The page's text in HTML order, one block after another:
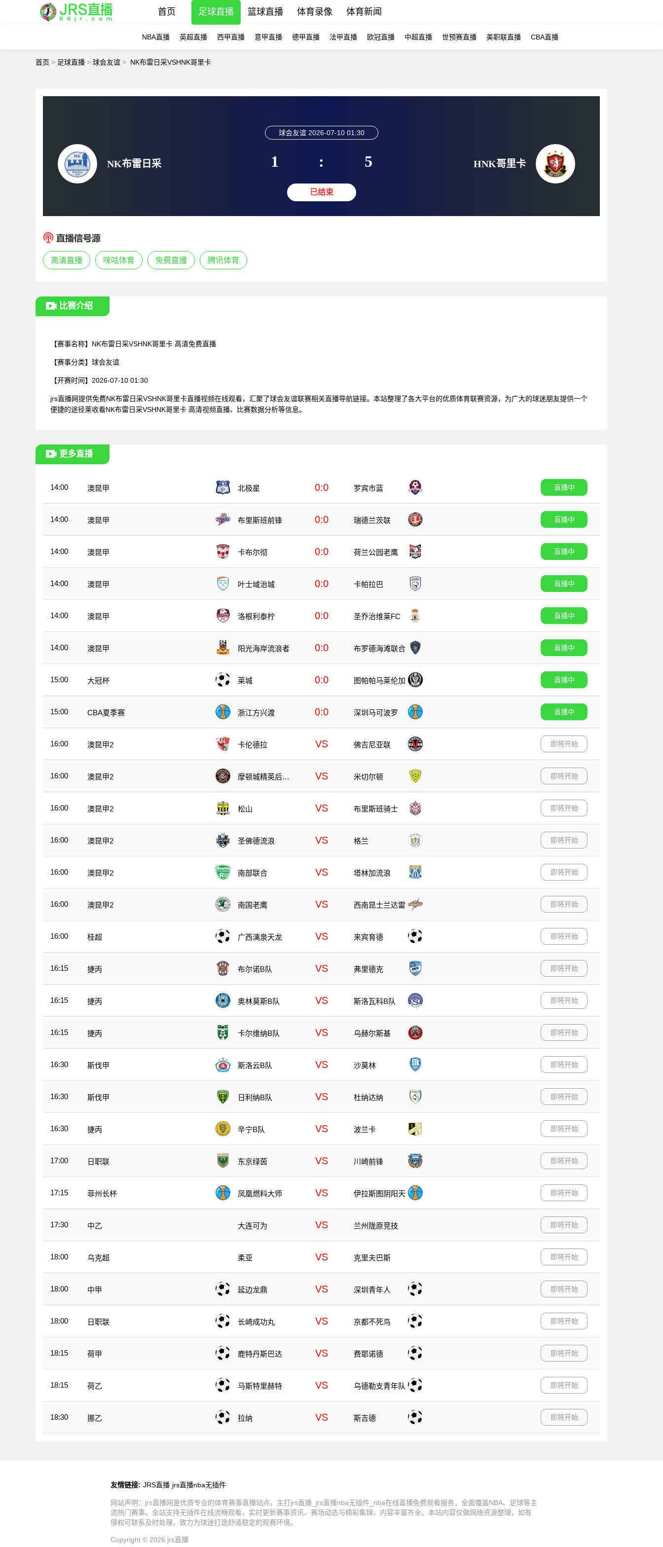
首页 足球直播 篮球直播 体育录像 体育新闻
NBA直播 英超直播 西甲直播 意甲直播 德甲直播 法甲直播 欧冠直播 中超直播 世预赛直播 美职联直播 CBA直播
首页 > 足球直播 > 球会友谊 > NK布雷日采VSHNK哥里卡
NK布雷日采
球会友谊 2026-07-10 01:30
1 : 5
已结束
HNK哥里卡
高清直播 咪咕体育 免费直播 腾讯体育
比赛介绍
【赛事名称】 NK布雷日采VSHNK哥里卡 高清免费直播
【赛事分类】 球会友谊
【开赛时间】 2026-07-10 01:30
jrs直播网提供免费NK布雷日采VSHNK哥里卡直播视频在线观看，汇聚了球会友谊联赛相关直播导航链接。本站整理了各大平台的优质体育联赛资源，为广大的球迷朋友提供一个
便捷的途径莱收看NK布雷日采VSHNK哥里卡 高清视频直播、比赛数据分析等信息。
更多直播
14:00 澳昆甲 北极星 0:0 罗宾市蓝 直播中
14:00 澳昆甲 布里斯班前锋 0:0 瑞德兰茨联 直播中
14:00 澳昆甲 卡布尔彻 0:0 荷兰公园老鹰 直播中
14:00 澳昆甲 叶士域治城 0:0 卡帕拉巴 直播中
14:00 澳昆甲 洛根利泰柠 0:0 圣乔治维莱FC 直播中
14:00 澳昆甲 阳光海岸流浪者 0:0 布罗德海滩联合 直播中
15:00 大冠杯 莱城 0:0 图帕帕马莱伦加 直播中
15:00 CBA夏季赛 浙江方兴渡 0:0 深圳马可波罗 直播中
16:00 澳昆甲2 卡伦德拉 VS 佛吉尼亚联 即将开始
16:00 澳昆甲2
摩顿城精英后备
VS 米切尔顿 即将开始
16:00 澳昆甲2 松山 VS 布里斯班骑士 即将开始
16:00 澳昆甲2 圣佛德流浪 VS 格兰 即将开始
16:00 澳昆甲2 南部联合 VS 塔林加流浪 即将开始
16:00 澳昆甲2 南国老鹰 VS 西南昆士兰达雷 即将开始
16:00 桂超 广西漓泉天龙 VS 来宾育德 即将开始
16:15 捷丙 布尔诺B队 VS 弗里德克 即将开始
16:15 捷丙 奥林莫斯B队 VS 斯洛瓦科B队 即将开始
16:15 捷丙 卡尔维纳B队 VS 乌赫尔斯基 即将开始
16:30 斯伐甲 斯洛云B队 VS 沙莫林 即将开始
16:30 斯伐甲 日利纳B队 VS 杜纳达纳 即将开始
16:30 捷丙 辛宁B队 VS 波兰卡 即将开始
17:00 日职联 东京绿茵 VS 川崎前锋 即将开始
17:15 菲州长杯 凤凰燃料大师 VS 伊拉斯图阴阳天 即将开始
17:30 中乙 大连可为 VS 兰州陇原竞技 即将开始
18:00 乌克超 柔亚 VS 克里夫巴斯 即将开始
18:00 中甲 延边龙鼎 VS 深圳青年人 即将开始
18:00 日职联 长崎成功丸 VS 京都不死鸟 即将开始
18:15 荷甲 鹿特丹斯巴达 VS 费耶诺德 即将开始
18:15 荷乙 马斯特里赫特 VS 乌德勒支青年队 即将开始
18:30 挪乙 拉纳 VS 斯吉德 即将开始
友情链接: JRS直播 jrs直播nba无插件
网站声明：jrs直播网是优质专业的体育赛事直播站点，主打jrs直播_jrs直播nba无插件_nba在线直播免费观看服务，全面覆盖NBA、足球等主
流热门赛事。全站支持无插件在线流畅观看，实时更新赛事资讯、赛场动态与精彩集锦，内容丰富齐全。本站内容仅做网络资源整理，如有
侵权可联系及时处理，致力为球迷打造舒适稳定的观赛环境。
Copyright © 2026 jrs直播